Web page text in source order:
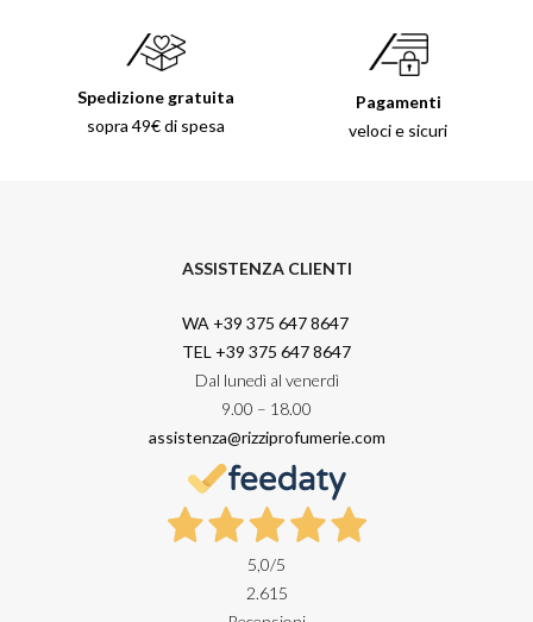
Spedizione gratuita
sopra 49€ di spesa
Pagamenti
veloci e sicuri
ASSISTENZA CLIENTI
WA +39 375 647 8647
TEL +39 375 647 8647
Dal lunedì al venerdì
9.00 – 18.00
assistenza@rizziprofumerie.com
5,0/5
2.615